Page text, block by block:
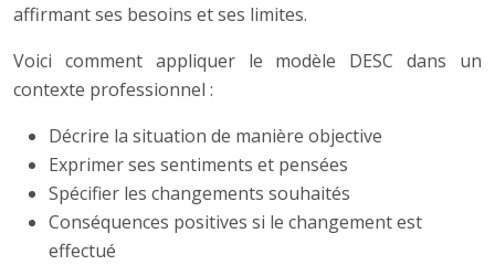
affirmant ses besoins et ses limites.
Voici comment appliquer le modèle DESC dans un
contexte professionnel :
Décrire la situation de manière objective
Exprimer ses sentiments et pensées
Spécifier les changements souhaités
Conséquences positives si le changement est
effectué